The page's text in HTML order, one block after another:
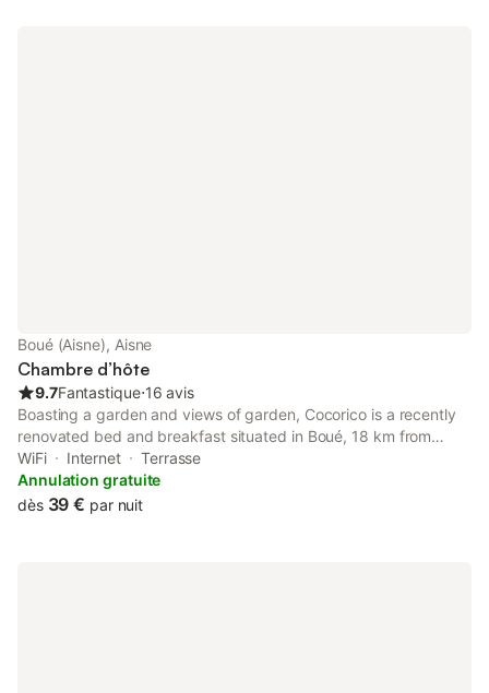
Boué (Aisne), Aisne
Chambre d’hôte
9.7Fantastique⋅16 avis
Boasting a garden and views of garden, Cocorico is a recently
renovated bed and breakfast situated in Boué, 18 km from
Matisse Museum. It is located 41 km from Train Station of
Cambrai and features bicycle parking.
WiFi Internet
Terrasse
Annulation gratuite
dès 39 € par nuit